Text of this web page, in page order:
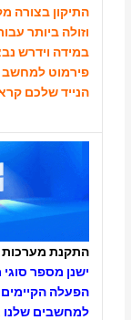
בצורה מקסימלית
עבורכם.
וידרש נבצע
למחשב הנייח או
קראו עוד…
מערכות הפעלה
סוגי מערכות
הקיימים
שלנואנו נדאג